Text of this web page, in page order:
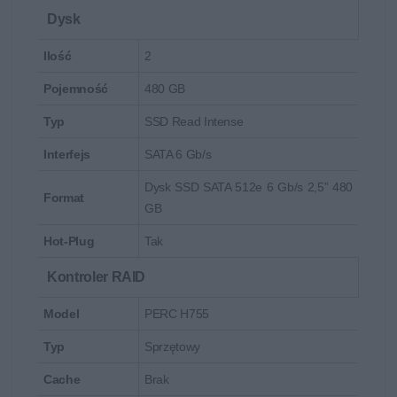
Zrównoważona wydajność, pamięć oraz funkcje we/wy
Dysk
Ilość 2
Pojemność 480 GB
Typ SSD Read Intense
Interfejs SATA 6 Gb/s
Format
Dysk SSD SATA 512e 6 Gb/s 2,5” 480
GB
Hot-Plug Tak
Kontroler RAID
Model PERC H755
Typ Sprzętowy
Cache Brak